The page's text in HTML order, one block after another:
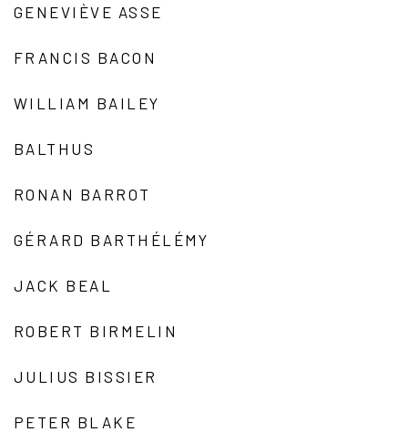
GENEVIÈVE ASSE
FRANCIS BACON
WILLIAM BAILEY
BALTHUS
RONAN BARROT
GÉRARD BARTHÉLÉMY
JACK BEAL
ROBERT BIRMELIN
JULIUS BISSIER
PETER BLAKE